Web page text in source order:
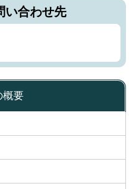
い合わせ先
概要